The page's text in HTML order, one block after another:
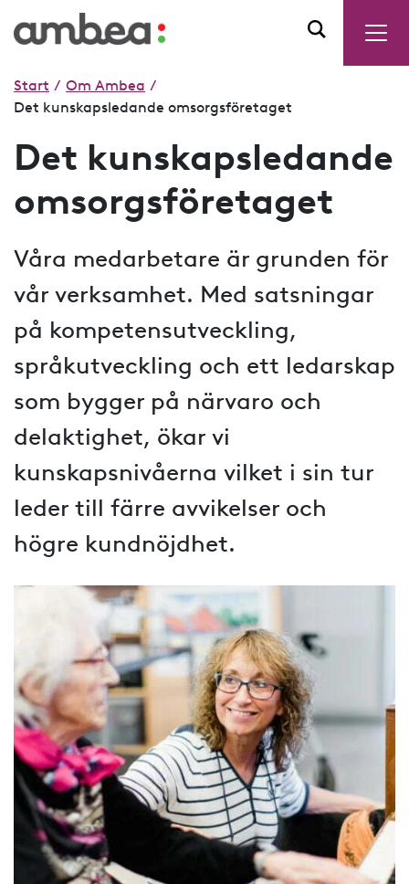
Start / Om Ambea /
Det kunskapsledande omsorgsföretaget
Det kunskapsledande
omsorgsföretaget
Våra medarbetare är grunden för
vår verksamhet. Med satsningar
på kompetensutveckling,
språkutveckling och ett ledarskap
som bygger på närvaro och
delaktighet, ökar vi
kunskapsnivåerna vilket i sin tur
leder till färre avvikelser och
högre kundnöjdhet.